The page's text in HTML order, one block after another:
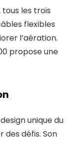
les trois
flexibles
l’aération.
propose une
unique du
des défis. Son